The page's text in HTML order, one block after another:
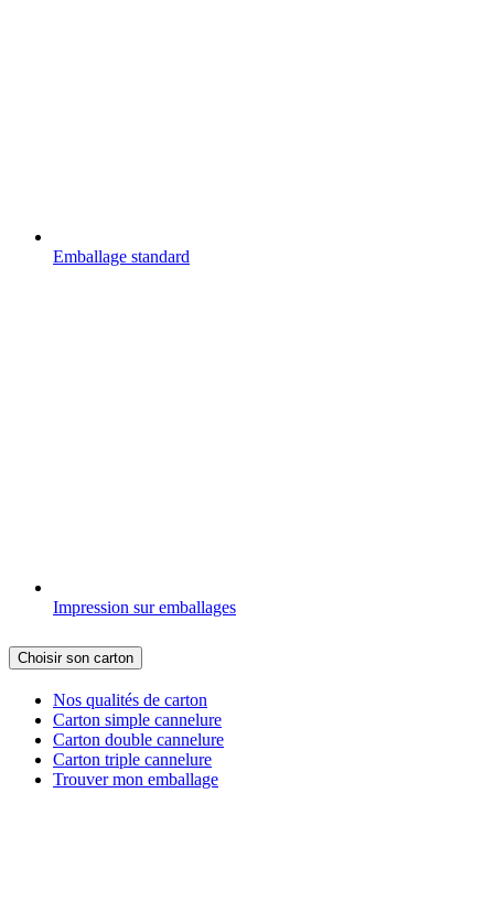
Emballage standard
Impression sur emballages
Choisir son carton
Nos qualités de carton
Carton simple cannelure
Carton double cannelure
Carton triple cannelure
Trouver mon emballage